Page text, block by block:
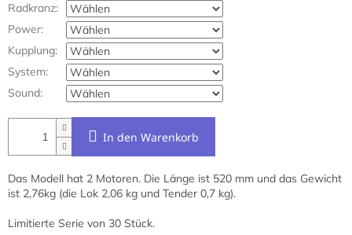
Radkranz:
Power:
Kupplung:
System:
Sound:
In den Warenkorb
Das Modell hat 2 Motoren. Die Länge ist 520 mm und das Gewicht
ist 2,76kg (die Lok 2,06 kg und Tender 0,7 kg).
Limitierte Serie von 30 Stück.